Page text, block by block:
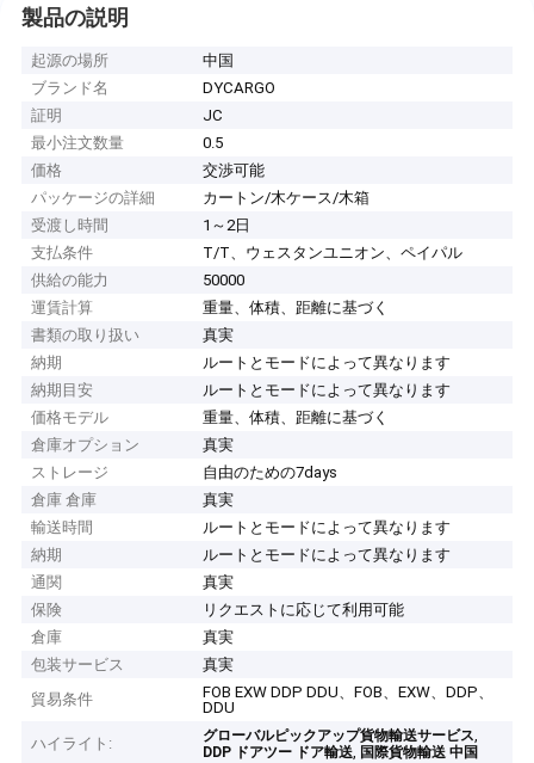
製品の説明
起源の場所
中国
ブランド名
DYCARGO
証明
JC
最小注文数量
0.5
価格
交渉可能
パッケージの詳細
カートン/木ケース/木箱
受渡し時間
1～2日
支払条件
T/T、ウェスタンユニオン、ペイパル
供給の能力
50000
運賃計算
重量、体積、距離に基づく
書類の取り扱い
真実
納期
ルートとモードによって異なります
納期目安
ルートとモードによって異なります
価格モデル
重量、体積、距離に基づく
倉庫オプション
真実
ストレージ
自由のための7days
倉庫 倉庫
真実
輸送時間
ルートとモードによって異なります
納期
ルートとモードによって異なります
通関
真実
保険
リクエストに応じて利用可能
倉庫
真実
包装サービス
真実
貿易条件
FOB EXW DDP DDU、FOB、EXW、DDP、
DDU
ハイライト:
グローバルピックアップ貨物輸送サービス,
DDP ドアツー ドア輸送, 国際貨物輸送 中国